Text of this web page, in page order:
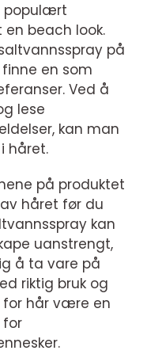
populært
beach look.
på
en som
Ved å
lese
kan man
håret.
på produktet
håret før du
kan
uanstrengt,
å ta vare på
riktig bruk og
for hår være en
for